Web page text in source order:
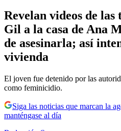
Revelan videos de
Gil a la casa de Ana
de asesinarla; así
vivienda
El joven fue detenido por las
como feminicidio.
Siga las noticias que marcan la
manténgase al día